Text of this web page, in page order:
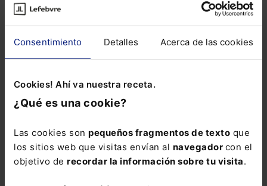
Consentimiento Detalles Acerca de las cookies
Cookies! Ahí va nuestra receta.
¿Qué es una cookie?
Las cookies son pequeños fragmentos de texto que
los sitios web que visitas envían al navegador con el
objetivo de recordar la información sobre tu visita.
PROHIBICIONES ABSOLUTAS DE REGISTRO
RAZONAMIENTO RECIENTE
REPRESENTACION SINDICAL
RESPONSABILIDAD CONTRACTUAL
RIESGO LABORAL SANDRO GARCÍA
SEMENJANTE